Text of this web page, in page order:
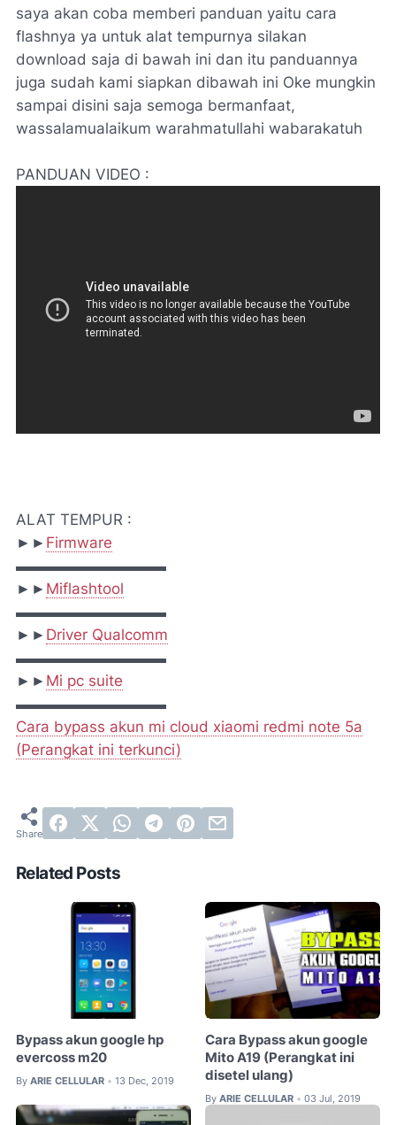
saya akan coba memberi panduan yaitu cara
flashnya ya untuk alat tempurnya silakan
download saja di bawah ini dan itu panduannya
juga sudah kami siapkan dibawah ini Oke mungkin
sampai disini saja semoga bermanfaat,
wassalamualaikum warahmatullahi wabarakatuh
PANDUAN VIDEO :
ALAT TEMPUR :
►► Firmware
▬▬▬▬▬▬▬▬▬▬
►► Miflashtool
▬▬▬▬▬▬▬▬▬▬
►► Driver Qualcomm
▬▬▬▬▬▬▬▬▬▬
►► Mi pc suite
▬▬▬▬▬▬▬▬▬▬
Cara bypass akun mi cloud xiaomi redmi note 5a
(Perangkat ini terkunci)
Related Posts
Bypass akun google hp
evercoss m20
By ARIE CELLULAR • 13 Dec, 2019
Cara Bypass akun google
Mito A19 (Perangkat ini
disetel ulang)
By ARIE CELLULAR • 03 Jul, 2019